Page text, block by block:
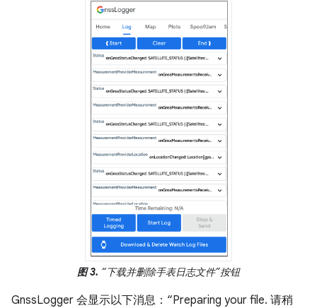
图 3. “下载并删除手表日志文件”按钮
GnssLogger 会显示以下消息：“Preparing your file. 请稍